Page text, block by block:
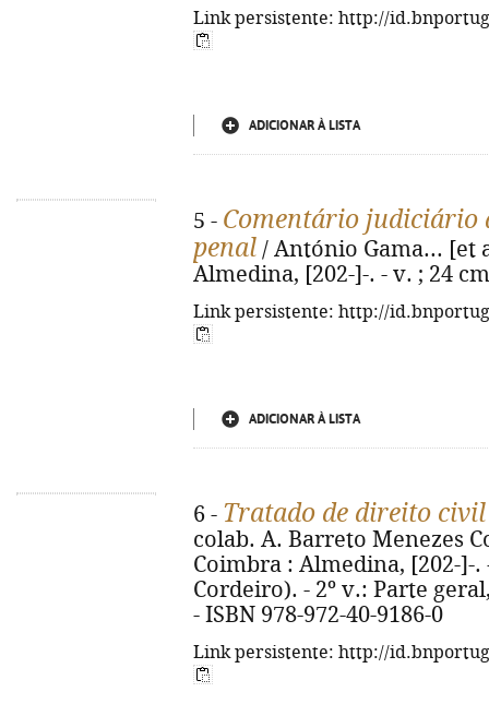
Link persistente: http://
ADICIONAR À LISTA
5 - Comentário judiciário
penal / António Gama... [et
Almedina, [202-]-. - v. ; 24
Link persistente: http://
ADICIONAR À LISTA
6 - Tratado de direito civil
colab. A. Barreto Menezes
Coimbra : Almedina, [202-]-.
Cordeiro). - 2º v.: Parte
- ISBN 978-972-40-9186-0
Link persistente: http://